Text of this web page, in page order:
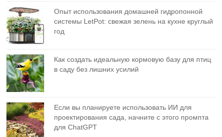
Опыт использования домашней гидропонной
системы LetPot: свежая зелень на кухне круглый
год
Как создать идеальную кормовую базу для птиц
в саду без лишних усилий
Если вы планируете использовать ИИ для
проектирования сада, начните с этого промпта
для ChatGPT